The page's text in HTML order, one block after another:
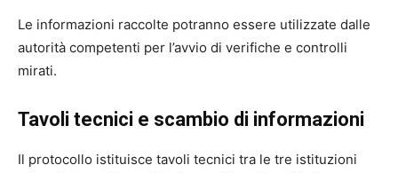
Le informazioni raccolte potranno essere utilizzate dalle
autorità competenti per l’avvio di verifiche e controlli
mirati.
Tavoli tecnici e scambio di informazioni
Il protocollo istituisce tavoli tecnici tra le tre istituzioni